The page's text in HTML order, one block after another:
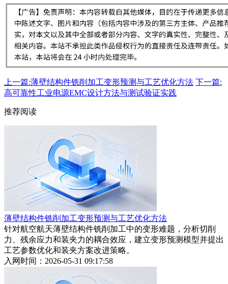
上一篇:薄壁结构件铣削加工变形预测与工艺优化方法 下一篇:
高可靠性工业电源EMC设计方法与测试验证实践
推荐阅读
薄壁结构件铣削加工变形预测与工艺优化方法
针对航空航天薄壁结构件铣削加工中的变形难题，分析切削
力、残余应力和装夹力的耦合效应，建立变形预测模型并提出
工艺参数优化和装夹方案改进策略。
入网时间：2026-05-31 09:17:58